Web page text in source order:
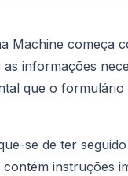
Machine começa
informações
que o
se de ter
contém instruções